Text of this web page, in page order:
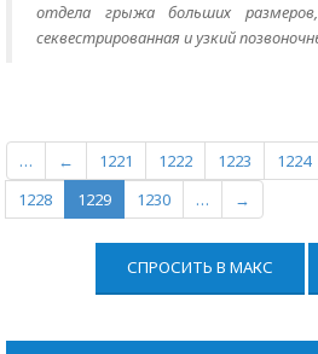
отдела грыжа больших
секвестрированная и узкий
… ← 1221 1222 1223 1224
1228
1229 1230 … →
СПРОСИТЬ В МАКС